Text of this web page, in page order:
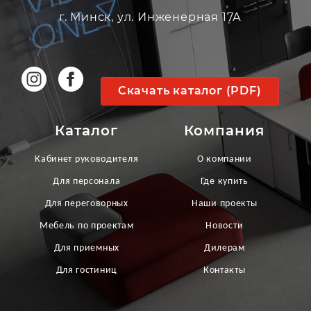
г. Минск, ул. Инженерная 17А
Скачать каталог (PDF)
Каталог
Кабинет руководителя
Для персонала
Для переговорных
Мебель по проектам
Для приемных
Для гостиниц
Компания
О компании
Где купить
Наши проекты
Новости
Дилерам
Контакты